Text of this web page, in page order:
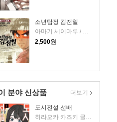
소년탐정 김전일
아마기 세이마루 / 사토 후미야 저
2,500원
분야 신상품
도시전설 선배
히라오카 카즈키 글그림/현노을 역
더보기